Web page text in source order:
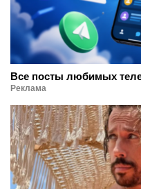
Все посты любимых
Реклама